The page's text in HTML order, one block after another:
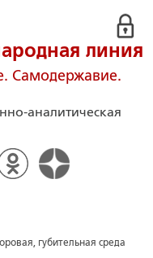
линия
Самодержавие.
аналитическая
губительная среда